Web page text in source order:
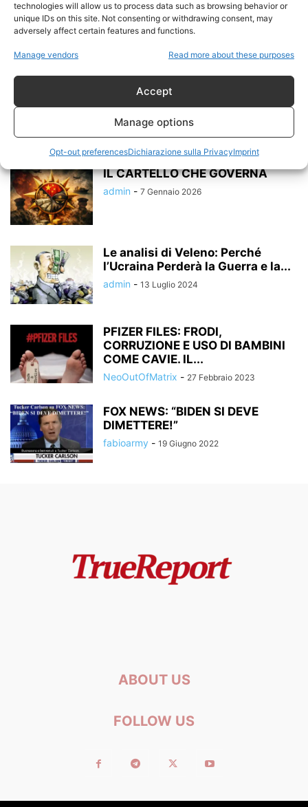
technologies will allow us to process data such as browsing behavior or
unique IDs on this site. Not consenting or withdrawing consent, may
adversely affect certain features and functions.
Manage vendors Read more about these purposes
Accept
Manage options
Opt-out preferencesDichiarazione sulla PrivacyImprint
Buckingham Palace sapeva da
anni? Le email segrete del caso
30 Maggio 2026
Il potere senza centro (con prove
sul campo): mafie globali, proxy...
admin - 18 Aprile 2026
IL CARTELLO CHE GOVERNA
admin - 7 Gennaio 2026
Le analisi di Veleno: Perché
l’Ucraina Perderà la Guerra e la...
admin - 13 Luglio 2024
PFIZER FILES: FRODI,
CORRUZIONE E USO DI BAMBINI
COME CAVIE. IL...
NeoOutOfMatrix - 27 Febbraio 2023
FOX NEWS: “BIDEN SI DEVE
DIMETTERE!”
fabioarmy - 19 Giugno 2022
ABOUT US
FOLLOW US